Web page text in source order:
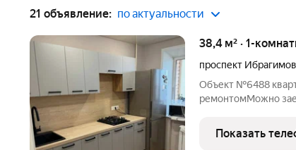
21 объявление: по актуальности
38,4 м² · 1-
проспект
Объект №6488
ремонтомМожно
Показать